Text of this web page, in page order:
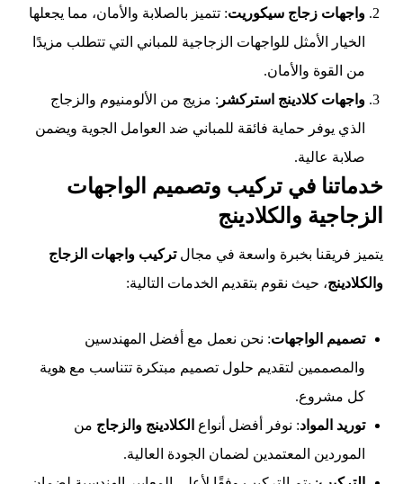
واجهات زجاج سيكوريت: تتميز بالصلابة والأمان، مما يجعلها
الخيار الأمثل للواجهات الزجاجية للمباني التي تتطلب مزيدًا
من القوة والأمان.
واجهات كلادينج استركشر : مزيج من الألومنيوم والزجاج
الذي يوفر حماية فائقة للمباني ضد العوامل الجوية ويضمن
صلابة عالية.
خدماتنا في تركيب وتصميم الواجهات
الزجاجية والكلادينج
يتميز فريقنا بخبرة واسعة في مجالتركيب واجهات الزجاج
والكلادينج، حيث نقوم بتقديم الخدمات التالية:
تصميم الواجهات: نحن نعمل مع أفضل المهندسين
والمصممين لتقديم حلول تصميم مبتكرة تتناسب مع هوية
كل مشروع.
توريد المواد: نوفر أفضل أنواع الكلادينج والزجاج من
الموردين المعتمدين لضمان الجودة العالية.